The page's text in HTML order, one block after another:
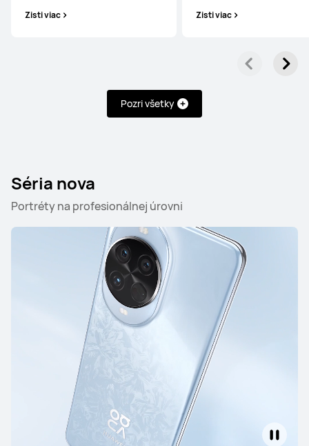
Zisti viac Zisti viac
Pozri všetky
Séria nova
Portréty na profesionálnej úrovni
Séria Mate
HUAWEI Mate X7
Séria Pura